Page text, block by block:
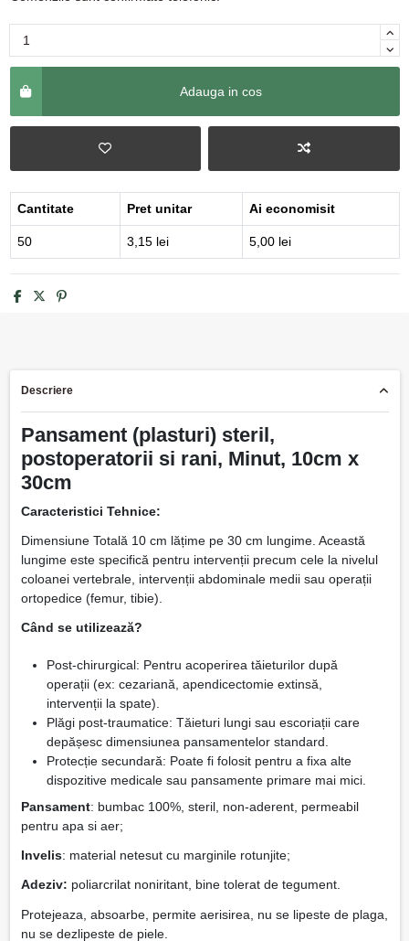
Adauga in cos
Cantitate Pret unitar Ai economisit
50 3,15 lei 5,00 lei
Descriere
Pansament (plasturi) steril,
postoperatorii si rani, Minut, 10cm x
30cm
Caracteristici Tehnice:
Dimensiune Totală 10 cm lățime pe 30 cm lungime. Această
lungime este specifică pentru intervenții precum cele la nivelul
coloanei vertebrale, intervenții abdominale medii sau operații
ortopedice (femur, tibie).
Când se utilizează?
Post-chirurgical: Pentru acoperirea tăieturilor după
operații (ex: cezariană, apendicectomie extinsă,
intervenții la spate).
Plăgi post-traumatice: Tăieturi lungi sau escoriații care
depășesc dimensiunea pansamentelor standard.
Protecție secundară: Poate fi folosit pentru a fixa alte
dispozitive medicale sau pansamente primare mai mici.
Pansament: bumbac 100%, steril, non-aderent, permeabil
pentru apa si aer;
Invelis: material netesut cu marginile rotunjite;
Adeziv: poliarcrilat noniritant, bine tolerat de tegument.
Protejeaza, absoarbe, permite aerisirea, nu se lipeste de plaga,
nu se dezlipeste de piele.